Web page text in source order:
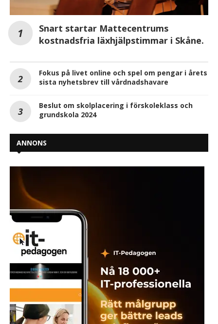
Snart startar Mattecentrums
kostnadsfria läxhjälpstimmar i Skåne.
Fokus på livet online och spel om pengar i årets
sista nyhetsbrev till vårdnadshavare
Beslut om skolplacering i förskoleklass och
grundskola 2024
ANNONS